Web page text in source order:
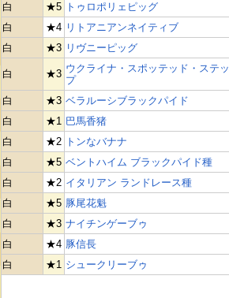
白
★5 トゥロポリェピッグ
白
★4 リトアニアンネイティブ
白
★3 リヴニーピッグ
白 ★3 ウクライナ・スポッテッド・ステッ
プ
白 ★3 ベラルーシブラックパイド
白
★1 巴馬香猪
白
★2 トンなバナナ
白
★5 ベントハイム ブラックパイド種
白
★2 イタリアン ランドレース種
白
★5 豚尾花魁
白
★3 ナイチンゲーブゥ
白
★4 豚信長
白
★1 シュークリーブゥ